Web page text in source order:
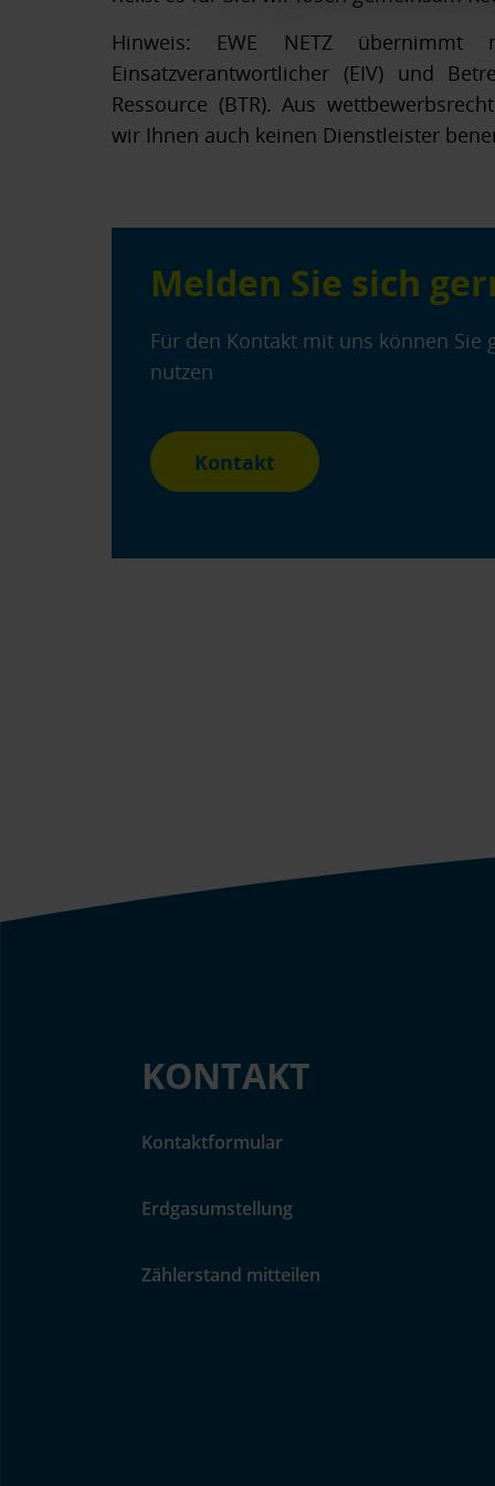
Hinweis: EWE NETZ übernimmt
Einsatzverantwortlicher (EIV) und
Ressource (BTR). Aus
wir Ihnen auch keinen Dienstleister
Melden Sie sich
Für den Kontakt mit uns können
nutzen
Kontakt
KONTAKT
Kontaktformular
Erdgasumstellung
Zählerstand mitteilen